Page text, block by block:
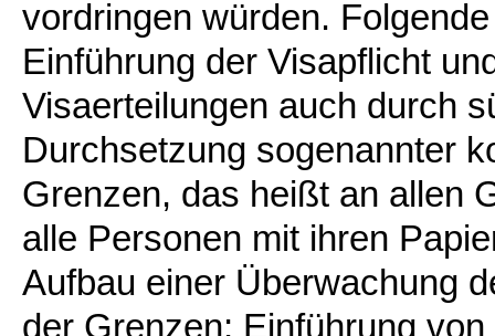
vordringen würden.
Einführung der Visapflicht
Visaerteilungen auch durch
Durchsetzung sogenannter
Grenzen, das heißt an allen
alle Personen mit ihren
Aufbau einer Überwachung
der Grenzen; Einführung